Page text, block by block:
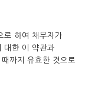
로 하여 채무자가
대한 이 약관과
까지 유효한 것으로